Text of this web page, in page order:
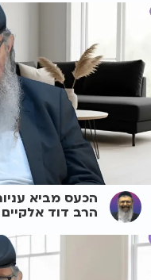
הכעס מביא
הרב דוד אלקיים